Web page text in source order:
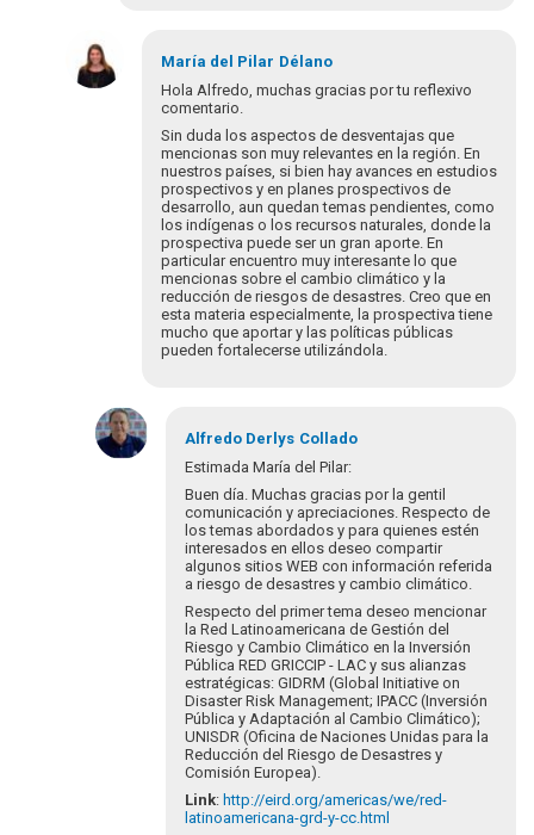
María del Pilar Délano
Hola Alfredo, muchas gracias por tu reflexivo
comentario.
Sin duda los aspectos de desventajas que
mencionas son muy relevantes en la región. En
nuestros países, si bien hay avances en estudios
prospectivos y en planes prospectivos de
desarrollo, aun quedan temas pendientes, como
los indígenas o los recursos naturales, donde la
prospectiva puede ser un gran aporte. En
particular encuentro muy interesante lo que
mencionas sobre el cambio climático y la
reducción de riesgos de desastres. Creo que en
esta materia especialmente, la prospectiva tiene
mucho que aportar y las políticas públicas
pueden fortalecerse utilizándola.
respuesta
collado.alfred…
Alfredo Derlys Collado
Estimada María del Pilar:
Buen día. Muchas gracias por la gentil
comunicación y apreciaciones. Respecto de
los temas abordados y para quienes estén
interesados en ellos deseo compartir
algunos sitios WEB con información referida
a riesgo de desastres y cambio climático.
Respecto del primer tema deseo mencionar
la Red Latinoamericana de Gestión del
Riesgo y Cambio Climático en la Inversión
Pública RED GRICCIP - LAC y sus alianzas
estratégicas: GIDRM (Global Initiative on
Disaster Risk Management; IPACC (Inversión
Pública y Adaptación al Cambio Climático);
UNISDR (Oficina de Naciones Unidas para la
Reducción del Riesgo de Desastres y
Comisión Europea).
Link: http://eird.org/americas/we/red-
latinoamericana-grd-y-cc.html